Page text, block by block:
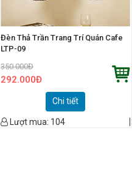
Đèn Thả Trần Trang Trí Quán Cafe
LTP-09
350.000Đ
292.000Đ
Chi tiết
Lượt mua: 104